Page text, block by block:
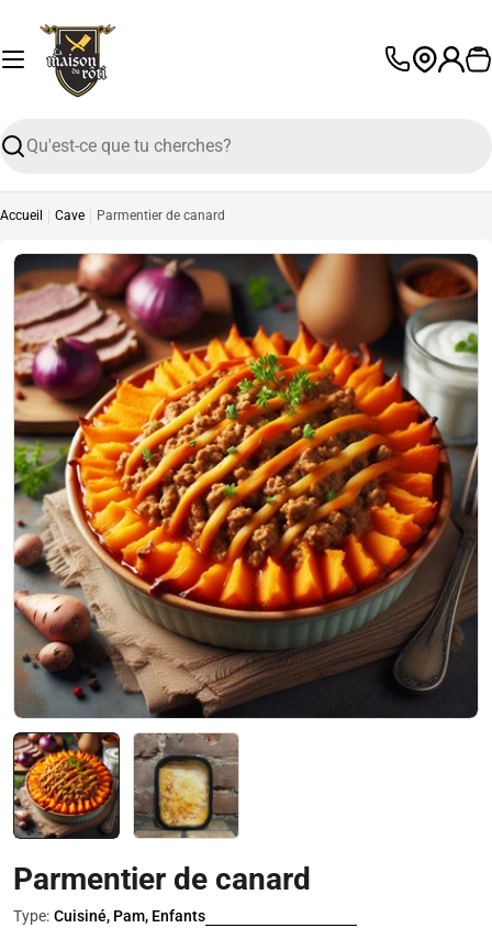
contenu
Recherche
L
u
Accueil Cave Parmentier de canard
Ouvrir le média 0 en mode modal
Parmentier de canard
Type: Cuisiné, Pam, Enfants